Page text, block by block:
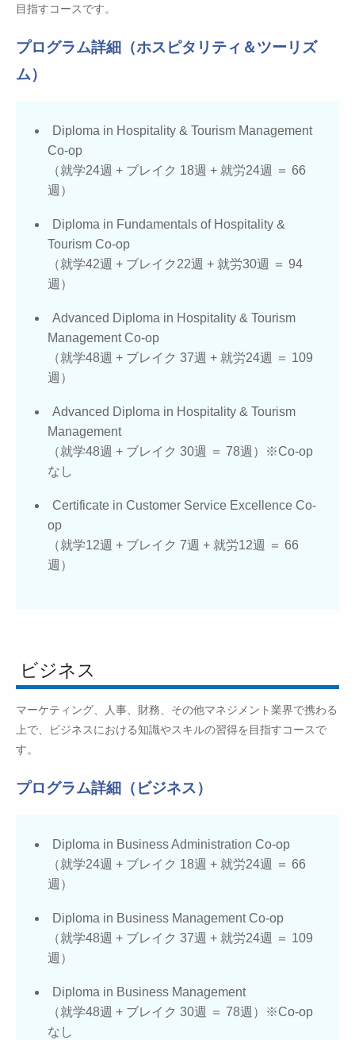
目指すコースです。
プログラム詳細（ホスピタリティ＆ツーリズ
ム）
Diploma in Hospitality & Tourism Management
Co-op
（就学24週 + ブレイク 18週 + 就労24週 ＝ 66
週）
Diploma in Fundamentals of Hospitality &
Tourism Co-op
（就学42週 + ブレイク22週 + 就労30週 ＝ 94
週）
Advanced Diploma in Hospitality & Tourism
Management Co-op
（就学48週 + ブレイク 37週 + 就労24週 ＝ 109
週）
Advanced Diploma in Hospitality & Tourism
Management
（就学48週 + ブレイク 30週 ＝ 78週）※Co-op
なし
Certificate in Customer Service Excellence Co-
op
（就学12週 + ブレイク 7週 + 就労12週 ＝ 66
週）
ビジネス
マーケティング、人事、財務、その他マネジメント業界で携わる
上で、ビジネスにおける知識やスキルの習得を目指すコースで
す。
プログラム詳細（ビジネス）
Diploma in Business Administration Co-op
（就学24週 + ブレイク 18週 + 就労24週 ＝ 66
週）
Diploma in Business Management Co-op
（就学48週 + ブレイク 37週 + 就労24週 ＝ 109
週）
Diploma in Business Management
（就学48週 + ブレイク 30週 ＝ 78週）※Co-op
なし